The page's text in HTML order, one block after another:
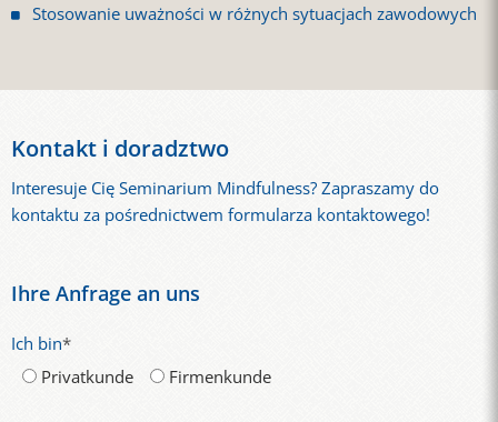
Stosowanie uważności w różnych sytuacjach zawodowych
Kontakt i doradztwo
Interesuje Cię Seminarium Mindfulness? Zapraszamy do
kontaktu za pośrednictwem formularza kontaktowego!
Ihre Anfrage an uns
Ich bin*
Privatkunde
Firmenkunde